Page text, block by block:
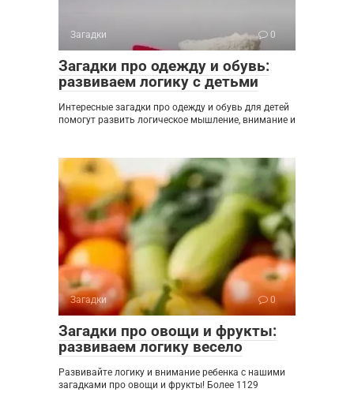
Загадки 0
Загадки про одежду и обувь:
развиваем логику с детьми
Интересные загадки про одежду и обувь для детей
помогут развить логическое мышление, внимание и
Загадки 0
Загадки про овощи и фрукты:
развиваем логику весело
Развивайте логику и внимание ребенка с нашими
загадками про овощи и фрукты! Более 1129